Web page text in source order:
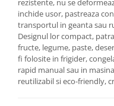
rezistente, nu se
inchide usor, pastreaza
transportul in geanta sau
Designul lor compact,
fructe, legume, paste,
fi folosite in frigider,
rapid manual sau in
reutilizabil si eco-friendly,